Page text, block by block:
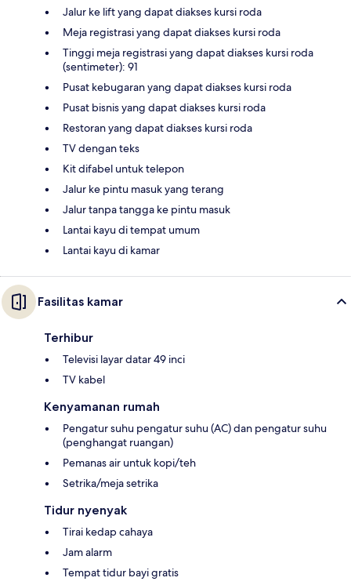
Jalur ke lift yang dapat diakses kursi roda
Meja registrasi yang dapat diakses kursi roda
Tinggi meja registrasi yang dapat diakses kursi roda
(sentimeter): 91
Pusat kebugaran yang dapat diakses kursi roda
Pusat bisnis yang dapat diakses kursi roda
Restoran yang dapat diakses kursi roda
TV dengan teks
Kit difabel untuk telepon
Jalur ke pintu masuk yang terang
Jalur tanpa tangga ke pintu masuk
Lantai kayu di tempat umum
Lantai kayu di kamar
Fasilitas kamar
Terhibur
Televisi layar datar 49 inci
TV kabel
Kenyamanan rumah
Pengatur suhu pengatur suhu (AC) dan pengatur suhu
(penghangat ruangan)
Pemanas air untuk kopi/teh
Setrika/meja setrika
Tidur nyenyak
Tirai kedap cahaya
Jam alarm
Tempat tidur bayi gratis